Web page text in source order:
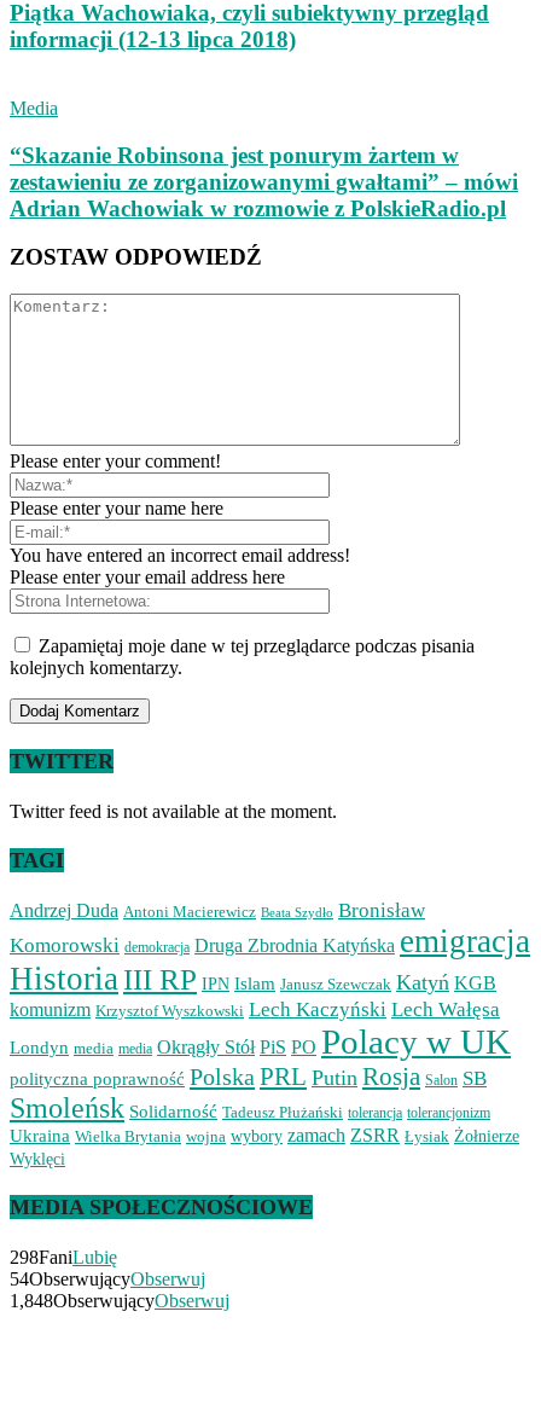
Piątka Wachowiaka, czyli subiektywny przegląd
informacji (12-13 lipca 2018)
Media
“Skazanie Robinsona jest ponurym żartem w
zestawieniu ze zorganizowanymi gwałtami” – mówi
Adrian Wachowiak w rozmowie z PolskieRadio.pl
ZOSTAW ODPOWIEDŹ
Please enter your comment!
Please enter your name here
You have entered an incorrect email address!
Please enter your email address here
Zapamiętaj moje dane w tej przeglądarce podczas pisania
kolejnych komentarzy.
TWITTER
Twitter feed is not available at the moment.
TAGI
Andrzej Duda Antoni Macierewicz Beata Szydło Bronisław
Komorowski demokracja Druga Zbrodnia Katyńska emigracja
HistoriaIII RP IPN Islam Janusz Szewczak Katyń KGB
komunizm Krzysztof Wyszkowski Lech Kaczyński Lech Wałęsa
Londyn media media Okrągły Stół PiS PO Polacy w UK
polityczna poprawność Polska PRL Putin Rosja Salon SB
Smoleńsk Solidarność Tadeusz Płużański tolerancja tolerancjonizm
Ukraina Wielka Brytania wojna wybory zamach ZSRR Łysiak Żołnierze
Wyklęci
MEDIA SPOŁECZNOŚCIOWE
298FaniLubię
54ObserwującyObserwuj
1,848ObserwującyObserwuj